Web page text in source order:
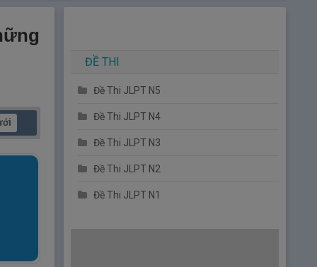
ĐỀ THI
Đề Thi JLPT N5
Đề Thi JLPT N4
Đề Thi JLPT N3
Đề Thi JLPT N2
Đề Thi JLPT N1